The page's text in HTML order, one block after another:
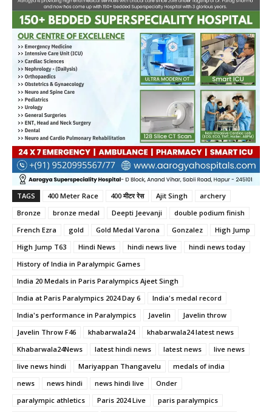
TAGS 400 Meter Race 400 मीटर रेस Ajit Singh
archery
Bronze
bronze medal Deepti Jeevanji
double podium finish
French Ezra
gold Gold Medal Varona Gonzalez
High Jump
High Jump T63
Hindi News hindi news live
hindi news today
History of India in Paralympic Games
India 20 Medals in Paris Paralympics Ajeet Singh
India at Paris Paralympics 2024 Day 6
India's medal record
India's performance in Paralympics
Javelin
Javelin throw
Javelin Throw F46
khabarwala24
khabarwala24 latest news
Khabarwala24News
latest hindi news latest news
live news
live news hindi
Mariyappan Thangavelu
medals of india
news
news hindi news hindi live
Onder
paralympic athletics
Paris 2024 Live
paris paralympics